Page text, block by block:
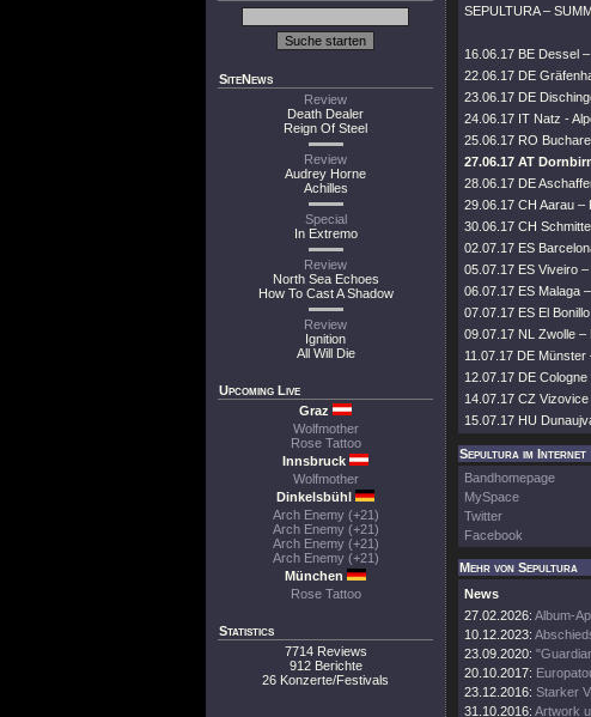
SiteNews
Review
Death Dealer
Reign Of Steel
Review
Audrey Horne
Achilles
Special
In Extremo
Review
North Sea Echoes
How To Cast A Shadow
Review
Ignition
All Will Die
Upcoming Live
Graz
Wolfmother
Rose Tattoo
Innsbruck
Wolfmother
Dinkelsbühl
Arch Enemy (+21)
Arch Enemy (+21)
Arch Enemy (+21)
Arch Enemy (+21)
München
Rose Tattoo
Statistics
7714 Reviews
912 Berichte
26 Konzerte/Festivals
SEPULTURA –
16.06.17 BE Dessel
22.06.17 DE
23.06.17 DE
24.06.17 IT Natz -
25.06.17 RO
27.06.17 AT
28.06.17 DE
29.06.17 CH Aarau –
30.06.17 CH
02.07.17 ES
05.07.17 ES Viveiro
06.07.17 ES Malaga
07.07.17 ES El
09.07.17 NL Zwolle –
11.07.17 DE Münster
12.07.17 DE
14.07.17 CZ
15.07.17 HU
Sepultura im Internet
Bandhomepage
MySpace
Twitter
Facebook
Mehr von Sepultura
News
27.02.2026: Album-
10.12.2023:
23.09.2020:
20.10.2017:
23.12.2016: Starker
31.10.2016: Artwork